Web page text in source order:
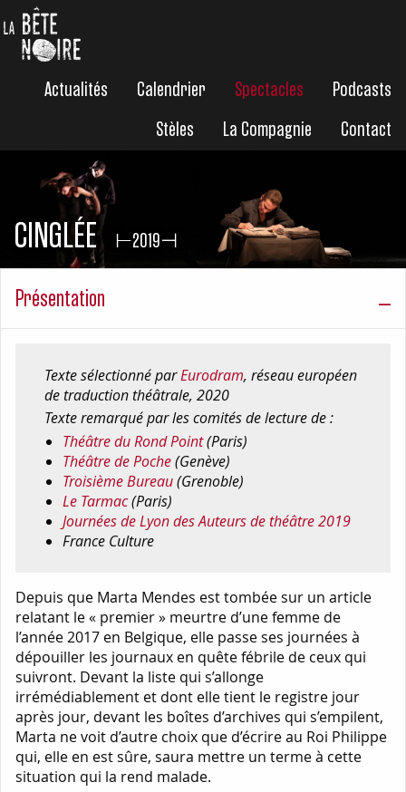
Actualités Calendrier Spectacles
Podcasts
Stèles
La Compagnie Contact
CINGLÉE ⊢2019⊣
Présentation
Texte sélectionné parEurodram, réseau européen
de traduction théâtrale, 2020
Texte remarqué par les comités de lecture de :
Théâtre du Rond Point(Paris)
Théâtre de Poche(Genève)
Troisième Bureau(Grenoble)
Le Tarmac(Paris)
Journées de Lyon des Auteurs de théâtre 2019
France Culture
Depuis que Marta Mendes est tombée sur un article
relatant le « premier » meurtre d’une femme de
l’année 2017 en Belgique, elle passe ses journées à
dépouiller les journaux en quête fébrile de ceux qui
suivront. Devant la liste qui s’allonge
irrémédiablement et dont elle tient le registre jour
après jour, devant les boîtes d’archives qui s’empilent,
Marta ne voit d’autre choix que d’écrire au Roi Philippe
qui, elle en est sûre, saura mettre un terme à cette
situation qui la rend malade.